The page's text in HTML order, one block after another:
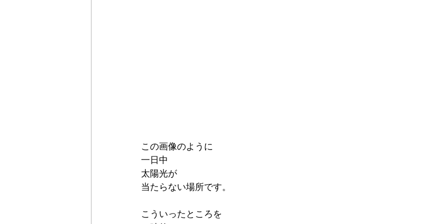
この画像のように
一日中
太陽光が
当たらない場所です。
こういったところを